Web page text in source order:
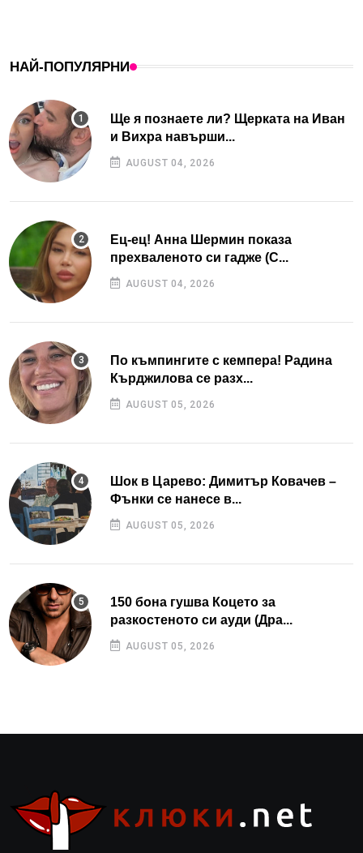
НАЙ-ПОПУЛЯРНИ
Ще я познаете ли? Щерката на Иван
и Вихра навърши...
AUGUST 04, 2026
Ец-ец! Анна Шермин показа
прехваленото си гадже (С...
AUGUST 04, 2026
По къмпингите с кемпера! Радина
Кърджилова се разх...
AUGUST 05, 2026
Шок в Царево: Димитър Ковачев –
Фънки се нанесе в...
AUGUST 05, 2026
150 бона гушва Коцето за
разкостеното си ауди (Дра...
AUGUST 05, 2026